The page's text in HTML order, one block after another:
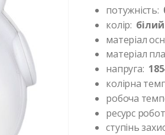
потужність:
колір: білий
матеріал
матеріал
напруга:
колірна
робоча
ресурс
ступінь